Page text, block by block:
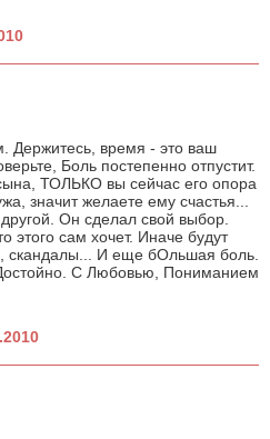
Держитесь, время - это ваш
Боль постепенно отпустит.
ТОЛЬКО вы сейчас его опора
значит желаете ему счастья...
Он сделал свой выбор.
этого сам хочет. Иначе будут
скандалы... И еще бОльшая боль.
С Любовью, Пониманием